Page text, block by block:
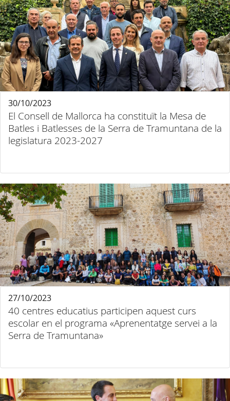
El Consell de Mallorca ha constituït la Mesa de
Batles i Batlesses de la Serra de Tramuntana de la
legislatura 2023-2027
30/10/2023
40 centres educatius participen aquest curs
escolar en el programa «Aprenentatge servei a la
Serra de Tramuntana»
27/10/2023